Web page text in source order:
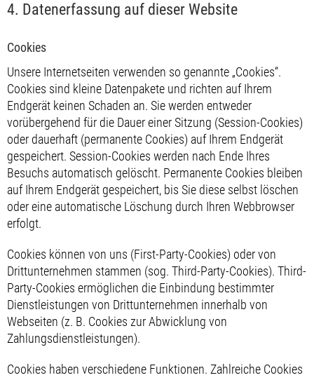
4. Datenerfassung auf dieser Website
Cookies
Unsere Internetseiten verwenden so genannte „Cookies“.
Cookies sind kleine Datenpakete und richten auf Ihrem
Endgerät keinen Schaden an. Sie werden entweder
vorübergehend für die Dauer einer Sitzung (Session-Cookies)
oder dauerhaft (permanente Cookies) auf Ihrem Endgerät
gespeichert. Session-Cookies werden nach Ende Ihres
Besuchs automatisch gelöscht. Permanente Cookies bleiben
auf Ihrem Endgerät gespeichert, bis Sie diese selbst löschen
oder eine automatische Löschung durch Ihren Webbrowser
erfolgt.
Cookies können von uns (First-Party-Cookies) oder von
Drittunternehmen stammen (sog. Third-Party-Cookies). Third-
Party-Cookies ermöglichen die Einbindung bestimmter
Dienstleistungen von Drittunternehmen innerhalb von
Webseiten (z. B. Cookies zur Abwicklung von
Zahlungsdienstleistungen).
Cookies haben verschiedene Funktionen. Zahlreiche Cookies